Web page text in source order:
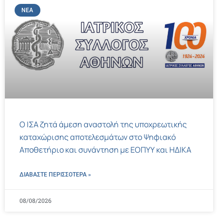
ΝΈΑ
Ο ΙΣΑ ζητά άμεση αναστολή της υποχρεωτικής
καταχώρισης αποτελεσμάτων στο Ψηφιακό
Αποθετήριο και συνάντηση με ΕΟΠΥΥ και ΗΔΙΚΑ
ΔΙΑΒΑΣΤΕ ΠΕΡΙΣΣΌΤΕΡΑ »
08/08/2026